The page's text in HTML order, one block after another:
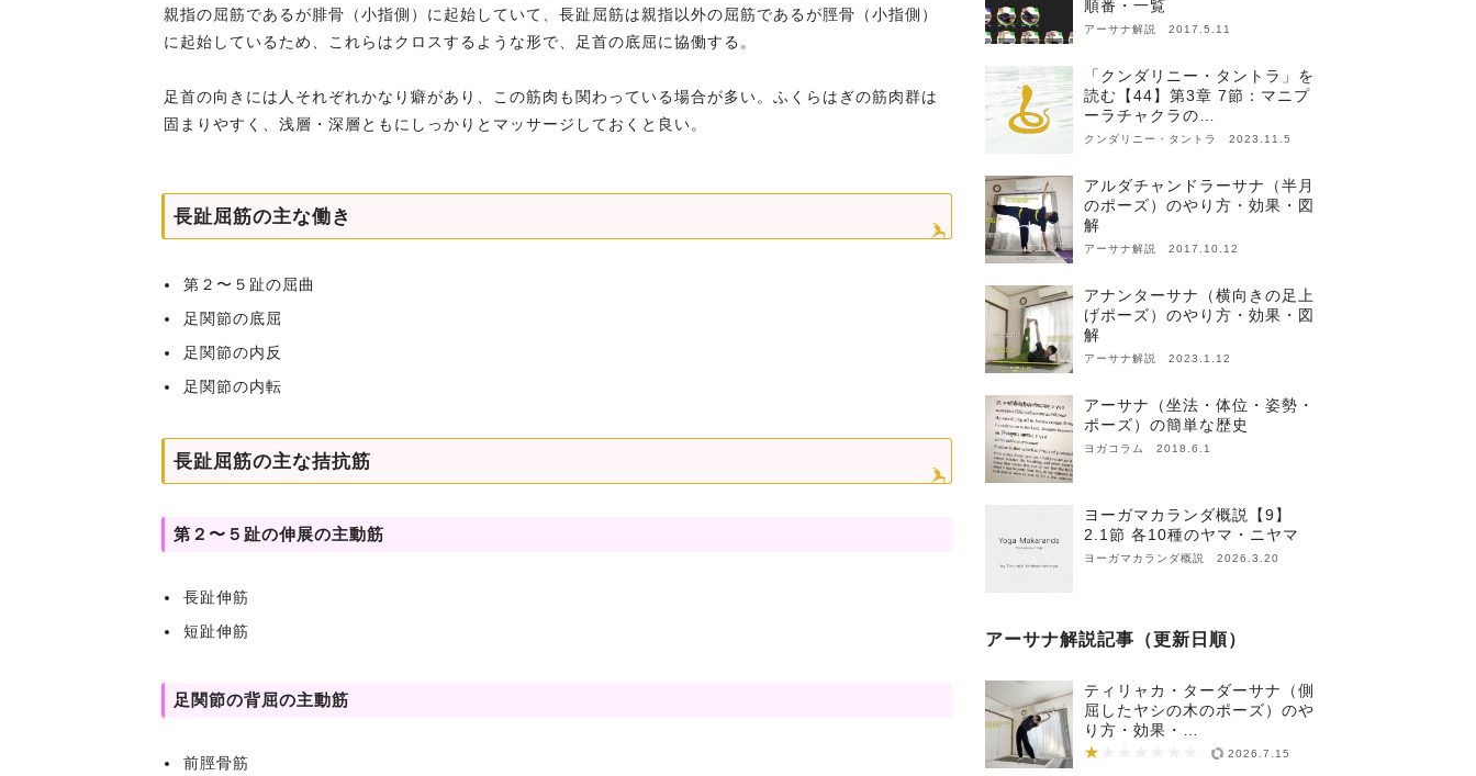
親指の屈筋であるが腓骨（小指側）に起始していて、長趾屈筋は親指以外の屈筋であるが脛骨（小指側）
に起始しているため、これらはクロスするような形で、足首の底屈に協働する。
足首の向きには人それぞれかなり癖があり、この筋肉も関わっている場合が多い。ふくらはぎの筋肉群は
固まりやすく、浅層・深層ともにしっかりとマッサージしておくと良い。
長趾屈筋の主な働き
第２〜５趾の屈曲
足関節の底屈
足関節の内反
足関節の内転
長趾屈筋の主な拮抗筋
第２〜５趾の伸展の主動筋
長趾伸筋
短趾伸筋
足関節の背屈の主動筋
前脛骨筋
順番・一覧
アーサナ解説 2017.5.11
「クンダリニー・タントラ」を
読む【44】第3章 7節：マニプ
ーラチャクラの…
クンダリニー・タントラ 2023.11.5
アルダチャンドラーサナ（半月
のポーズ）のやり方・効果・図
解
アーサナ解説 2017.10.12
アナンターサナ（横向きの足上
げポーズ）のやり方・効果・図
解
アーサナ解説 2023.1.12
アーサナ（坐法・体位・姿勢・
ポーズ）の簡単な歴史
ヨガコラム 2018.6.1
ヨーガマカランダ概説【9】
2.1節 各10種のヤマ・ニヤマ
ヨーガマカランダ概説 2026.3.20
アーサナ解説記事（更新日順）
ティリャカ・ターダーサナ（側
屈したヤシの木のポーズ）のや
り方・効果・…
★
★★★★★★★ 2026.7.15